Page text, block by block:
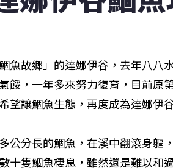
魚故鄉」的達娜伊谷，去年八八
餒，一年多來努力復育，目前原
望讓鯝魚生態，再度成為達娜伊
公分長的鯝魚，在溪中翻滾身軀
十隻鯝魚棲息，雖然還是難以和